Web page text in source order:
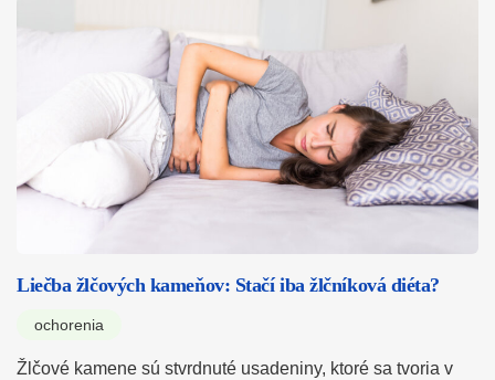
Liečba žlčových kameňov: Stačí iba žlčníková diéta?
ochorenia
Žlčové kamene sú stvrdnuté usadeniny, ktoré sa tvoria v